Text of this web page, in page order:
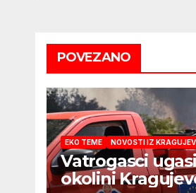
POVEZANO
EKO TEME NOVOSTI IZ
Vatrogasci
okolini